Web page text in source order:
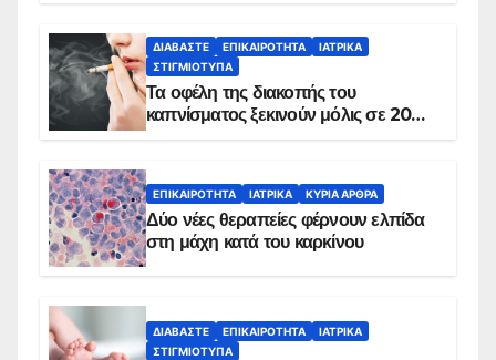
ΔΙΑΒΆΣΤΕ ΕΠΙΚΑΙΡΌΤΗΤΑ
ΙΑΤΡΙΚΆ
ΣΤΙΓΜΙΌΤΥΠΑ
Τα οφέλη της διακοπής του
καπνίσματος ξεκινούν μόλις σε 20
ΕΠΙΚΑΙΡΌΤΗΤΑ ΙΑΤΡΙΚΆ ΚΥΡΙΑ ΑΡΘΡΑ
Δύο νέες θεραπείες φέρνουν ελπίδα
στη μάχη κατά του καρκίνου
ΔΙΑΒΆΣΤΕ ΕΠΙΚΑΙΡΌΤΗΤΑ
ΙΑΤΡΙΚΆ
ΣΤΙΓΜΙΌΤΥΠΑ